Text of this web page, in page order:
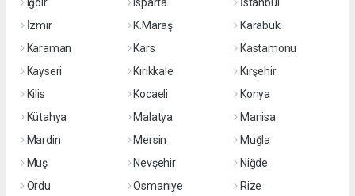
Iğdır
Isparta
İstanbul
İzmir
K.Maraş
Karabük
Karaman
Kars
Kastamonu
Kayseri
Kırıkkale
Kırşehir
Kilis
Kocaeli
Konya
Kütahya
Malatya
Manisa
Mardin
Mersin
Muğla
Muş
Nevşehir
Niğde
Ordu
Osmaniye Rize